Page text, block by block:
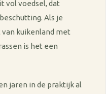
vol voedsel, dat
Als je
kuikenland met
is het een
jaren in de praktijk al